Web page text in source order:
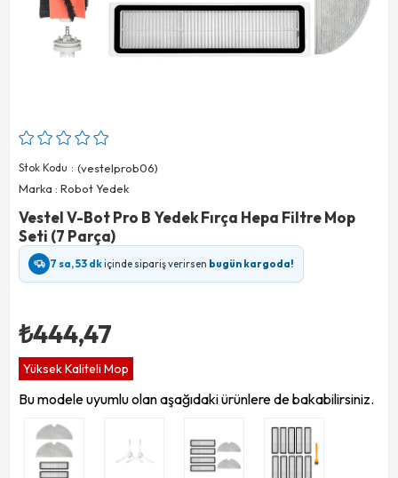
Stok Kodu
(vestelprob06)
Marka : Robot Yedek
Vestel V-Bot Pro B Yedek Fırça Hepa Filtre Mop
Seti (7 Parça)
7 sa, 53 dkiçinde sipariş verirsen bugün kargoda!
₺444,47
Yüksek Kaliteli Mop
Bu modele uyumlu olan aşağıdaki ürünlere de bakabilirsiniz.